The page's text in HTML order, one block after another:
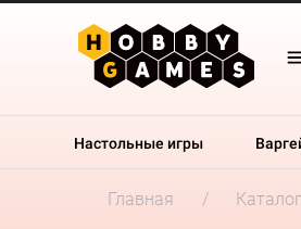
Настольные игры
Главная Каталог